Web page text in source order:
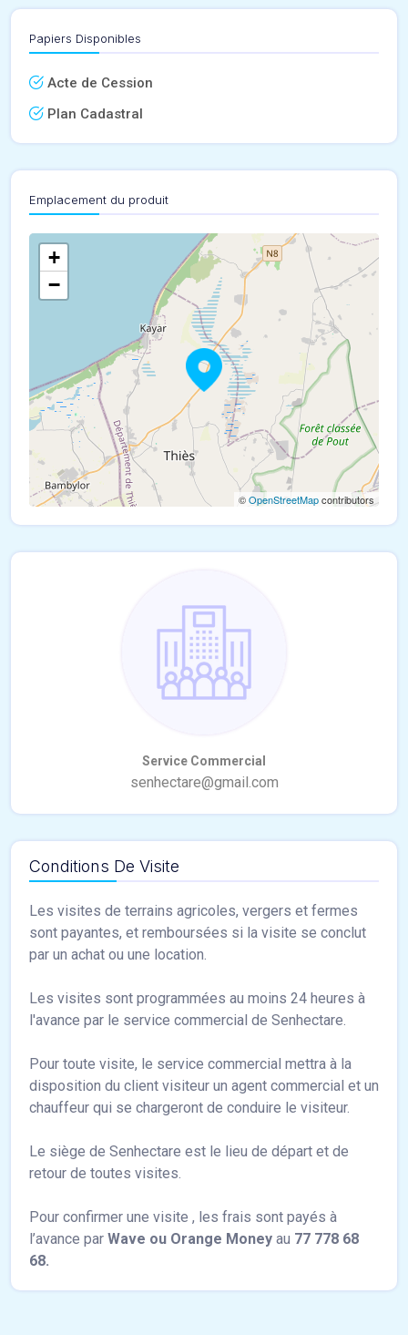
Papiers Disponibles
Acte de Cession
Plan Cadastral
Emplacement du produit
+
−
©OpenStreetMapcontributors
Conditions De Visite
Les visites de terrains agricoles, vergers et fermes
sont payantes, et remboursées si la visite se conclut
par un achat ou une location.
Les visites sont programmées au moins 24 heures à
l'avance par le service commercial de Senhectare.
Pour toute visite, le service commercial mettra à la
disposition du client visiteur un agent commercial et un
chauffeur qui se chargeront de conduire le visiteur.
Le siège de Senhectare est le lieu de départ et de
retour de toutes visites.
Pour confirmer une visite , les frais sont payés à
l’avance par Wave ou Orange Money au 77 778 68
68.